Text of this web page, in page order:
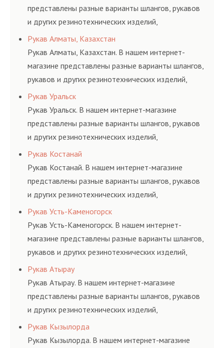
представлены разные варианты шлангов, рукавов
и других резинотехнических изделий,
соответствующих ГОСТам, техническим условиям
и нормативам.
Рукав Алматы, Казахстан
Рукав Алматы, Казахстан. В нашем интернет-
магазине представлены разные варианты шлангов,
рукавов и других резинотехнических изделий,
соответствующих ГОСТам, техническим условиям
и нормативам.
Рукав Уральск
Рукав Уральск. В нашем интернет-магазине
представлены разные варианты шлангов, рукавов
и других резинотехнических изделий,
соответствующих ГОСТам, техническим условиям
и нормативам.
Рукав Костанай
Рукав Костанай. В нашем интернет-магазине
представлены разные варианты шлангов, рукавов
и других резинотехнических изделий,
соответствующих ГОСТам, техническим условиям
и нормативам.
Рукав Усть-Каменогорск
Рукав Усть-Каменогорск. В нашем интернет-
магазине представлены разные варианты шлангов,
рукавов и других резинотехнических изделий,
соответствующих ГОСТам, техническим условиям
и нормативам.
Рукав Атырау
Рукав Атырау. В нашем интернет-магазине
представлены разные варианты шлангов, рукавов
и других резинотехнических изделий,
соответствующих ГОСТам, техническим условиям
и нормативам.
Рукав Кызылорда
Рукав Кызылорда. В нашем интернет-магазине